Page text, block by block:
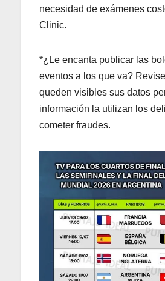
necesidad de exámenes
Clinic.
*¿Le encanta publicar las
eventos a los que va?
queden visibles sus datos
información la utilizan los
cometer fraudes.